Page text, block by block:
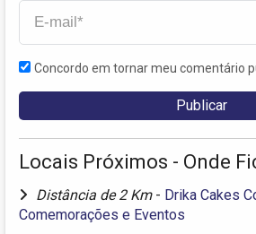
Concordo em tornar meu comentário
Locais Próximos - Onde
Distância de 2 Km - Drika Cakes
Comemorações e Eventos